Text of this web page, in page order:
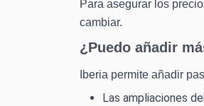
Para asegurar los
cambiar.
¿Puedo añadir
Iberia permite añadir
Las ampliaciones